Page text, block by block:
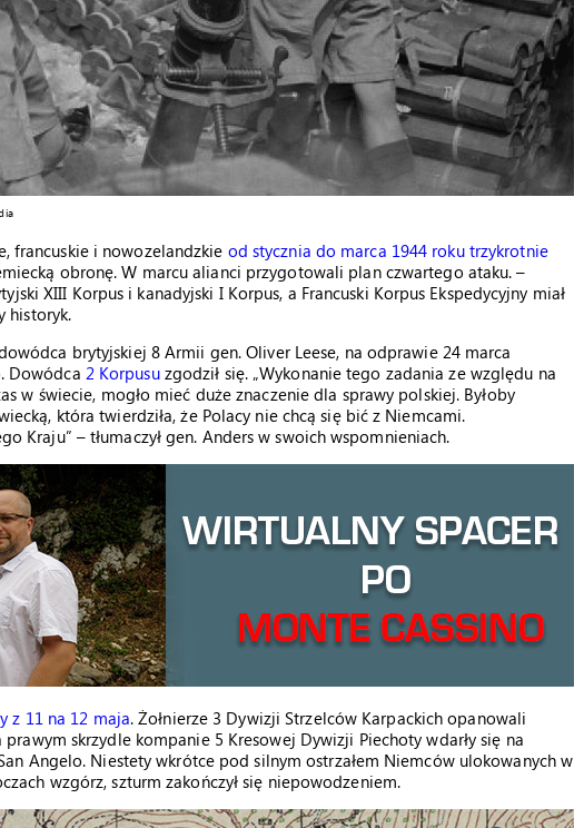
francuskie i nowozelandzkie od stycznia do marca 1944 roku trzykrotnie
obronę. W marcu alianci przygotowali plan czwartego ataku. –
XIII Korpus i kanadyjski I Korpus, a Francuski Korpus Ekspedycyjny miał
historyk.
brytyjskiej 8 Armii gen. Oliver Leese, na odprawie 24 marca
. Dowódca 2 Korpusuzgodził się. „Wykonanie tego zadania ze względu na
w świecie, mogło mieć duże znaczenie dla sprawy polskiej. Byłoby
która twierdziła, że Polacy nie chcą się bić z Niemcami.
Kraju” – tłumaczył gen. Anders w swoich wspomnieniach.
z 11 na 12 maja. Żołnierze 3 Dywizji Strzelców Karpackich opanowali
skrzydle kompanie 5 Kresowej Dywizji Piechoty wdarły się na
Angelo. Niestety wkrótce pod silnym ostrzałem Niemców ulokowanych w
wzgórz, szturm zakończył się niepowodzeniem.